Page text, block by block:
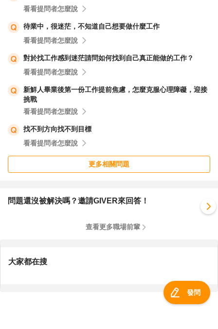
看看提問者怎麼說
待業中，很迷茫，不知道自己想要做什麼工作
看看提問者怎麼說
對於找工作感到迷茫請問如何找到自己真正能做的工作？
看看提問者怎麼說
新鮮人畢業後第一份工作提前焦慮，怎麼克服心理障礙，迎接
挑戰
看看提問者怎麼說
找不到方向找不到目標
看看提問者怎麼說
更多相關問題
問題還沒被解決嗎？邀請GIVER來回答！
查看更多職場前輩
大家都在搜
發問